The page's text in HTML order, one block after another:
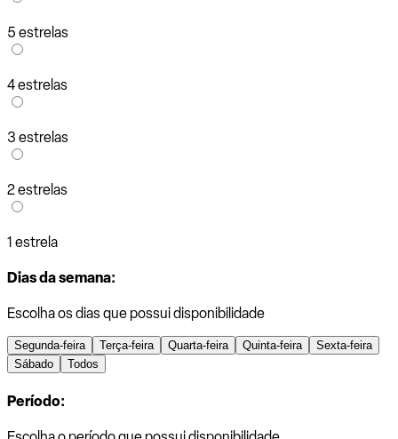
5 estrelas
4 estrelas
3 estrelas
2 estrelas
1 estrela
Dias da semana:
Escolha os dias que possui disponibilidade
Segunda-feira Terça-feira Quarta-feira Quinta-feira
Sexta-feira
Sábado
Todos
Período: